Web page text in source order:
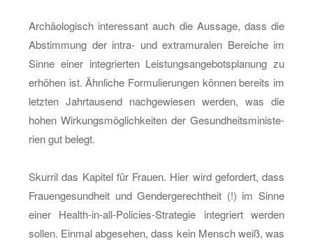
Ar­chäo­lo­gisch in­ter­es­sant auch die Aus­sa­ge, dass die
Ab­stim­mung der in­tra- und ex­tra­mu­ra­len Be­rei­che im
Sinne einer in­te­grier­ten Leis­tungs­an­ge­bots­pla­nung zu
er­hö­hen ist. Ähn­li­che For­mu­lie­run­gen kön­nen be­reits im
letz­ten Jahr­tau­send nach­ge­wie­sen wer­den, was die
hohen Wir­kungs­mög­lich­kei­ten der Ge­sund­heits­mi­nis­te­
ri­en gut be­legt.
Skur­ril das Ka­pi­tel für Frau­en. Hier wird ge­for­dert, dass
Frau­en­gesund­heit und Gen­der­ge­recht­heit (!) im Sinne
einer Health-in-all-Po­li­cies-Stra­te­gie in­te­griert wer­den
sol­len. Ein­mal ab­ge­se­hen, dass kein Mensch weiß, was